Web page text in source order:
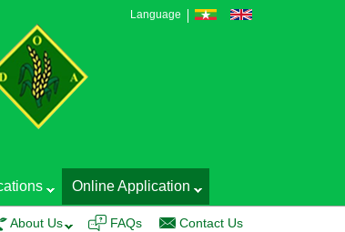
Language
Online Application
on EGS Production Technology and Seed Quality Control
About Us FAQs Contact Us